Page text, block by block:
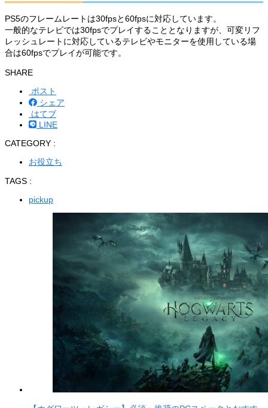
PS5のフレームレートは30fpsと60fpsに対応しています。
一般的なテレビでは30fpsでプレイすることとなりますが、可変リフ
レッシュレートに対応しているテレビやモニターを使用している場
合は60fpsでプレイが可能です。
SHARE
ポスト
シェア
はてブ
LINE
CATEGORY :
お役立ち
TAGS :
pickup